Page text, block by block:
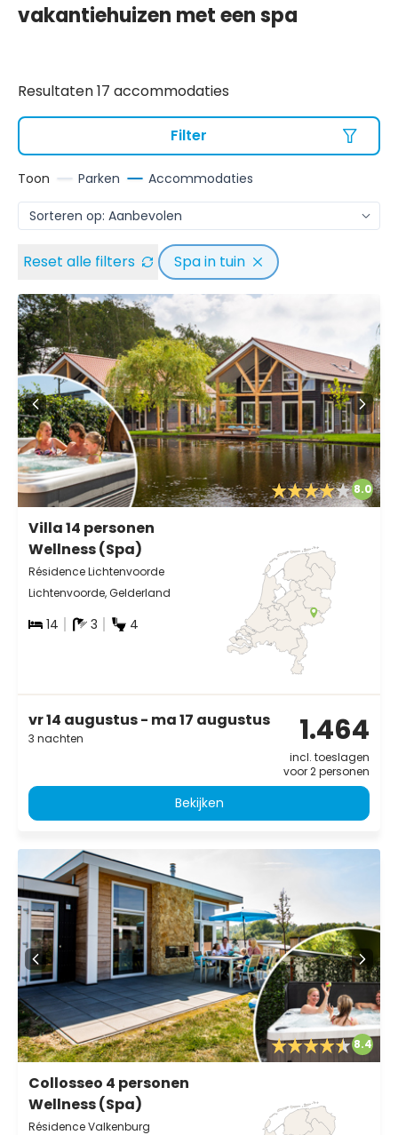
vakantiehuizen met een spa
Resultaten 17 accommodaties
Filter
Toon Parken Accommodaties
Reset alle filters Spa in tuin
8.0
Villa 14 personen
Wellness (Spa)
Résidence Lichtenvoorde
Lichtenvoorde, Gelderland
14 3 4
vr 14 augustus - ma 17 augustus
3 nachten 1.464
incl. toeslagen
voor 2 personen
Bekijken
8.4
Collosseo 4 personen
Wellness (Spa)
Résidence Valkenburg